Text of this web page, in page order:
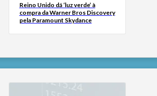
Reino Unido dá ‘luz verde’ à
compra da Warner Bros Discovery
pela Paramount Skydance